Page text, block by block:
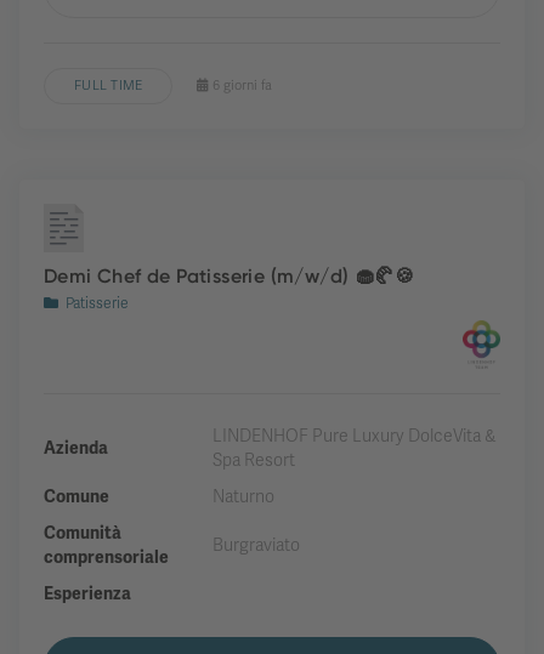
FULL TIME 6 giorni fa
Demi Chef de Patisserie (m/w/d) 🧁🥐🍪
Patisserie
Azienda
LINDENHOF Pure Luxury DolceVita &
Spa Resort
Comune
Naturno
Comunità
comprensoriale
Burgraviato
Esperienza